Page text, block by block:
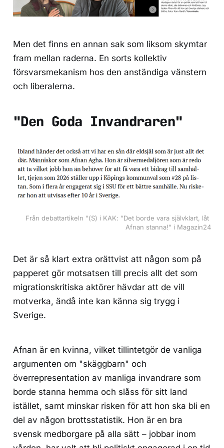
Men det finns en annan sak som liksom skymtar
fram mellan raderna. En sorts kollektiv
försvarsmekanism hos den anständiga vänstern
och liberalerna.
"Den Goda Invandraren"
Från debattartikeln "(S) i KAK: ”Det borde vara självklart, låt
Afnan stanna!” i Magazin24
Det är så klart extra orättvist att någon som på
papperet gör motsatsen till precis allt det som
migrationskritiska aktörer hävdar att de vill
motverka, ändå inte kan känna sig trygg i
Sverige.
Afnan är en kvinna, vilket tillintetgör de vanliga
argumenten om "skäggbarn" och
överrepresentation av manliga invandrare som
borde stanna hemma och slåss för sitt land
istället, samt minskar risken för att hon ska bli en
del av någon brottsstatistik. Hon är en bra
svensk medborgare på alla sätt – jobbar inom